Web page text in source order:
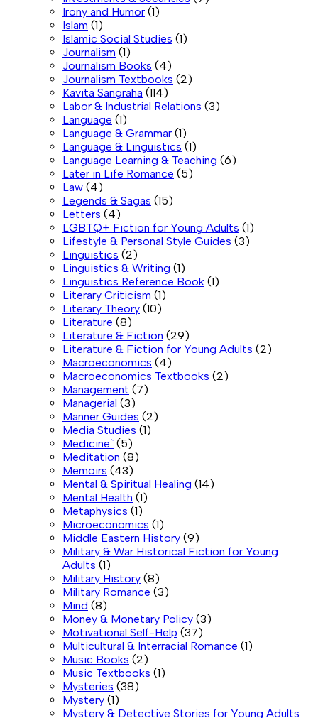
Irony and Humor (1)
Islam (1)
Islamic Social Studies (1)
Journalism (1)
Journalism Books (4)
Journalism Textbooks (2)
Kavita Sangraha (114)
Labor & Industrial Relations (3)
Language (1)
Language & Grammar (1)
Language & Linguistics (1)
Language Learning & Teaching (6)
Later in Life Romance (5)
Law (4)
Legends & Sagas (15)
Letters (4)
LGBTQ+ Fiction for Young Adults (1)
Lifestyle & Personal Style Guides (3)
Linguistics (2)
Linguistics & Writing (1)
Linguistics Reference Book (1)
Literary Criticism (1)
Literary Theory (10)
Literature (8)
Literature & Fiction (29)
Literature & Fiction for Young Adults (2)
Macroeconomics (4)
Macroeconomics Textbooks (2)
Management (7)
Managerial (3)
Manner Guides (2)
Media Studies (1)
Medicine` (5)
Meditation (8)
Memoirs (43)
Mental & Spiritual Healing (14)
Mental Health (1)
Metaphysics (1)
Microeconomics (1)
Middle Eastern History (9)
Military & War Historical Fiction for Young
Adults (1)
Military History (8)
Military Romance (3)
Mind (8)
Money & Monetary Policy (3)
Motivational Self-Help (37)
Multicultural & Interracial Romance (1)
Music Books (2)
Music Textbooks (1)
Mysteries (38)
Mystery (1)
Mystery & Detective Stories for Young Adults